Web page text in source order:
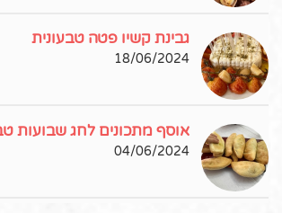
גבינת קשיו פטה טבעונית
18/06/2024
אוסף מתכונים לחג שבועות
04/06/2024